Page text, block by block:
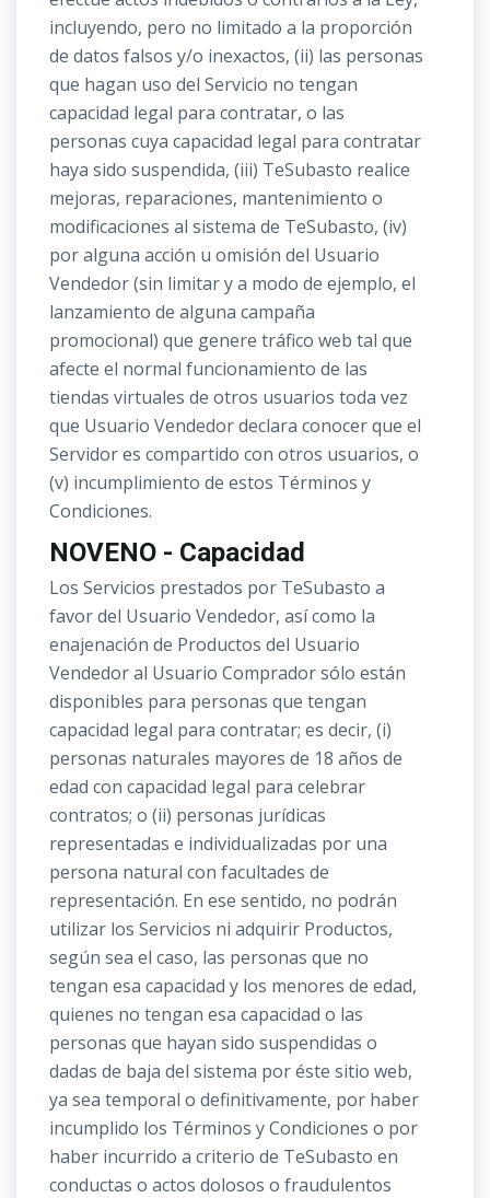
incluyendo, pero no limitado a la proporción
de datos falsos y/o inexactos, (ii) las personas
que hagan uso del Servicio no tengan
capacidad legal para contratar, o las
personas cuya capacidad legal para contratar
haya sido suspendida, (iii) TeSubasto realice
mejoras, reparaciones, mantenimiento o
modificaciones al sistema de TeSubasto, (iv)
por alguna acción u omisión del Usuario
Vendedor (sin limitar y a modo de ejemplo, el
lanzamiento de alguna campaña
promocional) que genere tráfico web tal que
afecte el normal funcionamiento de las
tiendas virtuales de otros usuarios toda vez
que Usuario Vendedor declara conocer que el
Servidor es compartido con otros usuarios, o
(v) incumplimiento de estos Términos y
Condiciones.
NOVENO - Capacidad
Los Servicios prestados por TeSubasto a
favor del Usuario Vendedor, así como la
enajenación de Productos del Usuario
Vendedor al Usuario Comprador sólo están
disponibles para personas que tengan
capacidad legal para contratar; es decir, (i)
personas naturales mayores de 18 años de
edad con capacidad legal para celebrar
contratos; o (ii) personas jurídicas
representadas e individualizadas por una
persona natural con facultades de
representación. En ese sentido, no podrán
utilizar los Servicios ni adquirir Productos,
según sea el caso, las personas que no
tengan esa capacidad y los menores de edad,
quienes no tengan esa capacidad o las
personas que hayan sido suspendidas o
dadas de baja del sistema por éste sitio web,
ya sea temporal o definitivamente, por haber
incumplido los Términos y Condiciones o por
haber incurrido a criterio de TeSubasto en
conductas o actos dolosos o fraudulentos